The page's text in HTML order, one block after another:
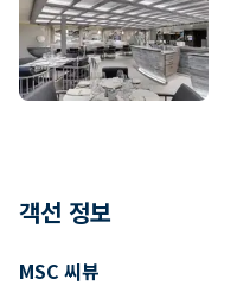
객선 정보
MSC 씨뷰